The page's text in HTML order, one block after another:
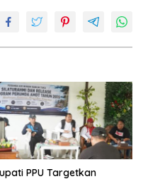
PPU Targetkan